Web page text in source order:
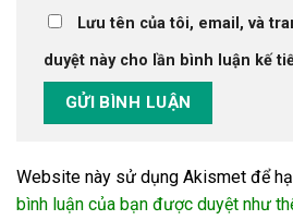
Lưu tên của tôi, email, và
duyệt này cho lần bình luận kế
Website này sử dụng Akismet để
bình luận của bạn được duyệt như